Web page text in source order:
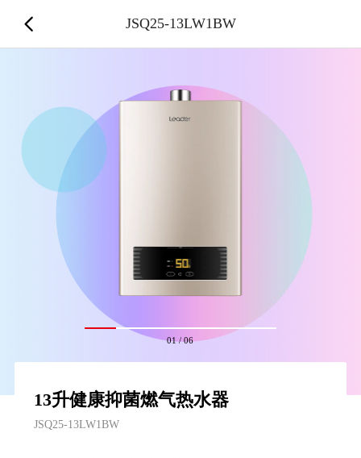
01/06
13升健康抑菌燃气热水器
JSQ25-13LW1BW
JSQ25-13LW1BW